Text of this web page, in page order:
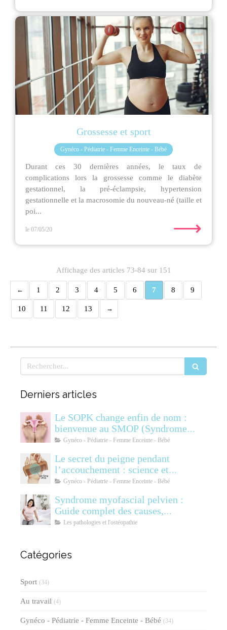
Grossesse et sport
Gynéco - Pédiatrie - Femme Enceinte - Bébé
Durant ces 30 dernières années, le taux de
complications lors la grossesse comme le diabète
gestationnel, la pré-éclampsie, hypertension
gestationnelle et la macrosomie du nouveau-né (taille et
poi...
le 07/05/20 ⟶
Affichage des articles 73-84 sur 151
1 2 3 4 5 6 7 8 9
10 11 12 13
Rechercher
Derniers articles
Le SOPK change enfin de nom :
bienvenue au SMOP (Syndrome
Métabolique Ovarien
Gynéco - Pédiatrie - Femme Enceinte - Bébé
Le secret du peigne pendant
l’accouchement : science et
soulagement
Gynéco - Pédiatrie - Femme Enceinte - Bébé
Syndrome myofascial pelvien :
Guide complet des causes,
symptômes, diagnostic et
Les pathologies et l'ostéopathie
Catégories
Sport (34)
Au travail (4)
Gynéco - Pédiatrie - Femme Enceinte - Bébé (34)